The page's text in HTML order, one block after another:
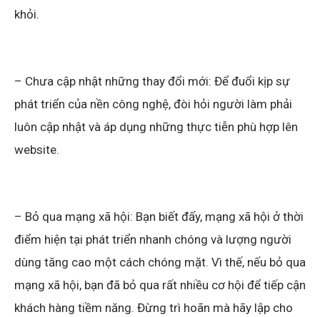
khỏi.
– Chưa cập nhật những thay đổi mới: Để đuổi kịp sự
phát triển của nền công nghệ, đòi hỏi người làm phải
luôn cập nhật và áp dụng những thực tiễn phù hợp lên
website.
– Bỏ qua mạng xã hội: Bạn biết đấy, mạng xã hội ở thời
điểm hiện tại phát triển nhanh chóng và lượng người
dùng tăng cao một cách chóng mặt. Vì thế, nếu bỏ qua
mạng xã hội, bạn đã bỏ qua rất nhiều cơ hội để tiếp cận
khách hàng tiềm năng. Đừng trì hoãn mà hãy lập cho